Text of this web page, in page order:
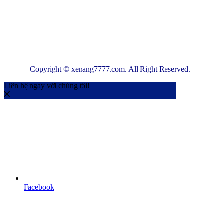
Copyright © xenang7777.com. All Right Reserved.
Liên hệ ngay với chúng tôi!
Facebook